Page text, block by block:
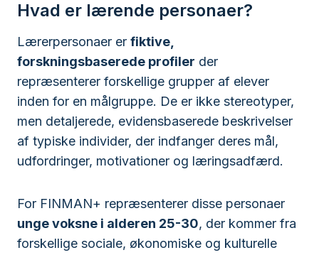
Hvad er lærende personaer?
Lærerpersonaer er fiktive,
forskningsbaserede profiler der
repræsenterer forskellige grupper af elever
inden for en målgruppe. De er ikke stereotyper,
men detaljerede, evidensbaserede beskrivelser
af typiske individer, der indfanger deres mål,
udfordringer, motivationer og læringsadfærd.
For FINMAN+ repræsenterer disse personaer
unge voksne i alderen 25-30, der kommer fra
forskellige sociale, økonomiske og kulturelle